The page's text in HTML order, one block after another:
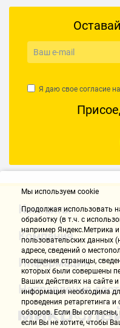
Я даю свое согласие
Контакты
Компания
Информация
Направления
Мы используем cookie
Продолжая использовать
обработку (в т.ч. с
например Яндекс.Метрика
пользовательских данных
адресе, сведений о
посещения страницы,
которых были совершены
Ваших действиях на сайте
информация необходима
проведения ретаргетинга и
обзоров. Если Вы
если Вы не хотите, чтобы